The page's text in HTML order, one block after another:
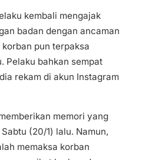
kembali mengajak
badan dengan ancaman
pun terpaksa
Pelaku bahkan sempat
rekam di akun Instagram
memori yang
(20/1) lalu. Namun,
memaksa korban